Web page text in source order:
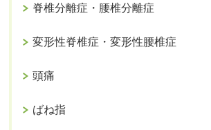
脊椎分離症・腰椎分離症
変形性脊椎症・変形性腰椎症
頭痛
ばね指